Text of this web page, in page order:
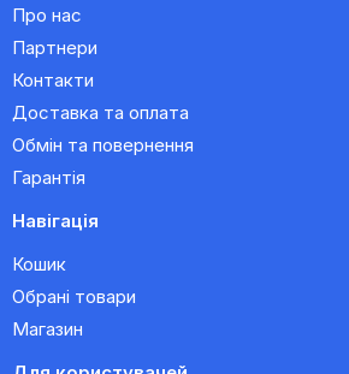
Про нас
Партнери
Контакти
Доставка та оплата
Обмін та повернення
Гарантія
Навігація
Кошик
Обрані товари
Магазин